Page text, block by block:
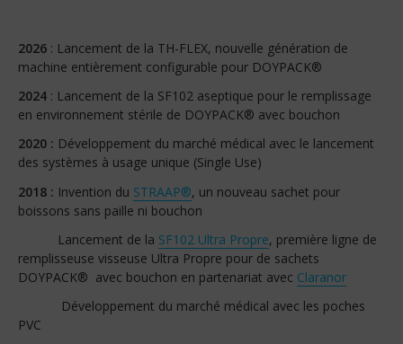
2026 : Lancement de la TH-FLEX, nouvelle génération de
machine entièrement configurable pour DOYPACK®
2024 : Lancement de la SF102 aseptique pour le remplissage
en environnement stérile de DOYPACK® avec bouchon
2020 : Développement du marché médical avec le lancement
des systèmes à usage unique (Single Use)
2018 : Invention du STRAAP®, un nouveau sachet pour
boissons sans paille ni bouchon
Lancement de la SF102 Ultra Propre, première ligne de
remplisseuse visseuse Ultra Propre pour de sachets
DOYPACK® avec bouchon en partenariat avec Claranor
Développement du marché médical avec les poches
PVC